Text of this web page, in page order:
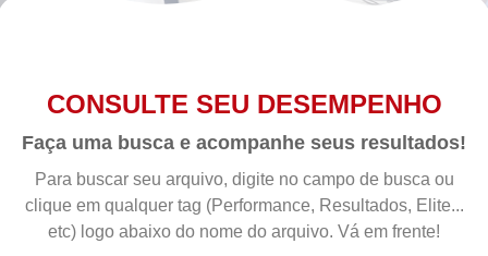
CONSULTE SEU DESEMPENHO
Faça uma busca e acompanhe seus resultados!
Para buscar seu arquivo, digite no campo de busca ou
clique em qualquer tag (Performance, Resultados, Elite...
etc) logo abaixo do nome do arquivo. Vá em frente!